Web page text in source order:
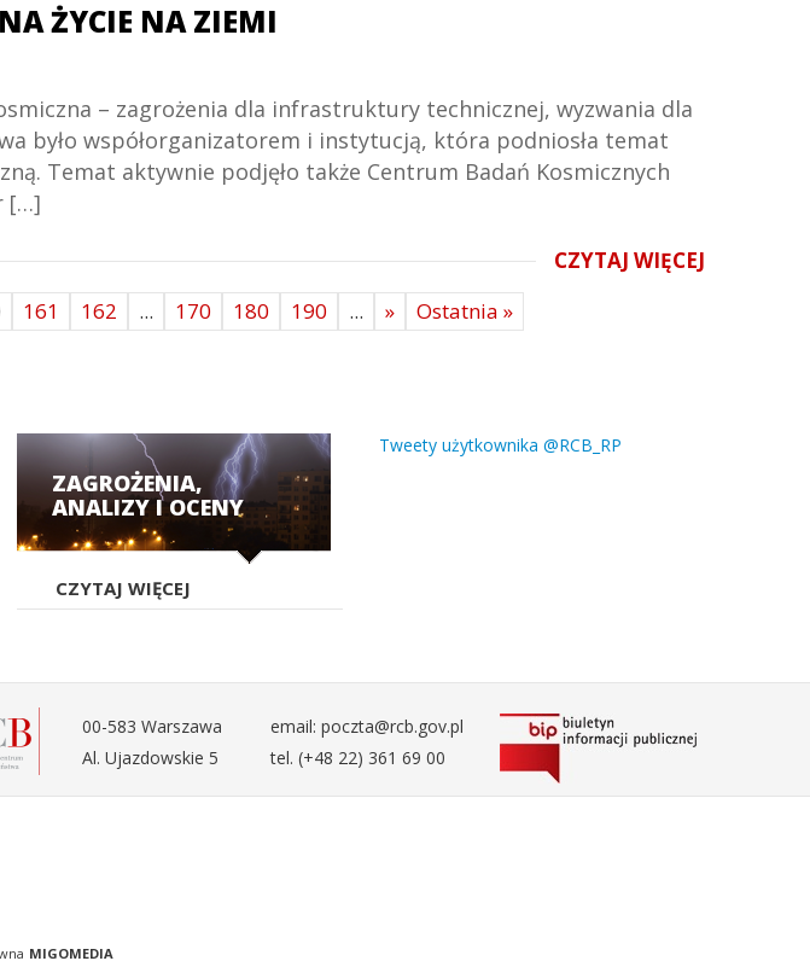
ŻYCIE NA ZIEMI
– zagrożenia dla infrastruktury technicznej, wyzwania dla
było współorganizatorem i instytucją, która podniosła temat
Temat aktywnie podjęło także Centrum Badań Kosmicznych
[…]
CZYTAJ WIĘCEJ
161 162 ... 170 180 190 ... » Ostatnia »
ZAGROŻENIA,
ANALIZY I OCENY
CZYTAJ WIĘCEJ
Tweety użytkownika @RCB_RP
00-583 Warszawa
Al. Ujazdowskie 5
email: poczta@rcb.gov.pl
tel. (+48 22) 361 69 00
MIGOMEDIA